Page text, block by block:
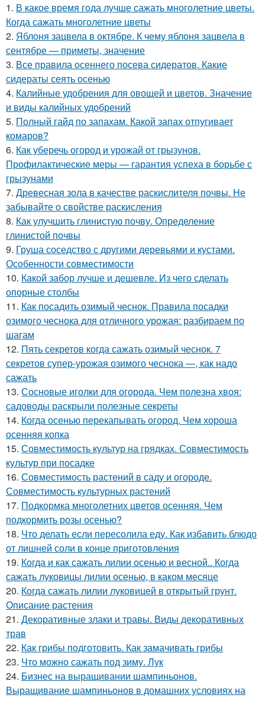
1. В какое время года лучше сажать многолетние цветы.
Когда сажать многолетние цветы
2. Яблоня зацвела в октябре. К чему яблоня зацвела в
сентябре — приметы, значение
3. Все правила осеннего посева сидератов. Какие
сидераты сеять осенью
4. Калийные удобрения для овощей и цветов. Значение
и виды калийных удобрений
5. Полный гайд по запахам. Какой запах отпугивает
комаров?
6. Как уберечь огород и урожай от грызунов.
Профилактические меры — гарантия успеха в борьбе с
грызунами
7. Древесная зола в качестве раскислителя почвы. Не
забывайте о свойстве раскисления
8. Как улучшить глинистую почву. Определение
глинистой почвы
9. Груша соседство с другими деревьями и кустами.
Особенности совместимости
10. Какой забор лучше и дешевле. Из чего сделать
опорные столбы
11. Как посадить озимый чеснок. Правила посадки
озимого чеснока для отличного урожая: разбираем по
шагам
12. Пять секретов когда сажать озимый чеснок. 7
секретов супер-урожая озимого чеснока —, как надо
сажать
13. Сосновые иголки для огорода. Чем полезна хвоя:
садоводы раскрыли полезные секреты
14. Когда осенью перекапывать огород. Чем хороша
осенняя копка
15. Совместимость культур на грядках. Совместимость
культур при посадке
16. Совместимость растений в саду и огороде.
Совместимость культурных растений
17. Подкормка многолетних цветов осенняя. Чем
подкормить розы осенью?
18. Что делать если пересолила еду. Как избавить блюдо
от лишней соли в конце приготовления
19. Когда и как сажать лилии осенью и весной.. Когда
сажать луковицы лилии осенью, в каком месяце
20. Когда сажать лилии луковицей в открытый грунт.
Описание растения
21. Декоративные злаки и травы. Виды декоративных
трав
22. Как грибы подготовить. Как замачивать грибы
23. Что можно сажать под зиму. Лук
24. Бизнес на выращивании шампиньонов.
Выращивание шампиньонов в домашних условиях на